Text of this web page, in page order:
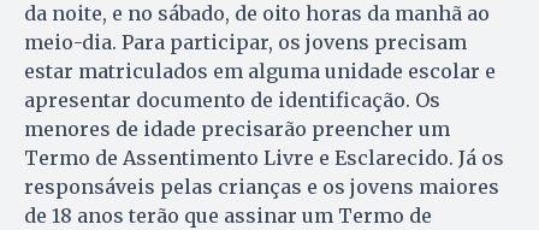
da noite, e no sábado, de oito horas da manhã ao
meio-dia. Para participar, os jovens precisam
estar matriculados em alguma unidade escolar e
apresentar documento de identificação. Os
menores de idade precisarão preencher um
Termo de Assentimento Livre e Esclarecido. Já os
responsáveis pelas crianças e os jovens maiores
de 18 anos terão que assinar um Termo de